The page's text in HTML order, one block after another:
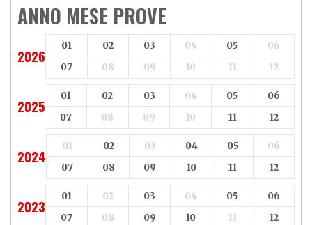
Aeon
Aspes
Axy
Baotian
ANNO MESE PROVE
2026
01 02 03 04 05
06
07
08 09 10 11 12
2025
01 02 03 04 05
06
07
08 09 10 11 12
2024
01 02 03 04 05
06
07
08 09 10 11 12
2023
01 02 03 04 05
06
07
08 09 10 11 12